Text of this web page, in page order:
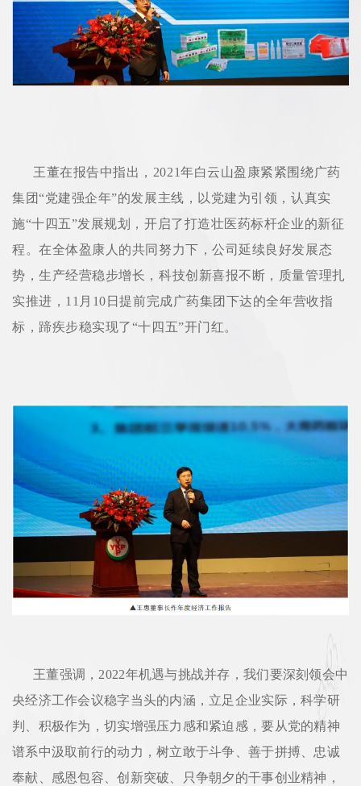
王董在报告中指出，2021年白云山盈康紧紧围绕广药
集团“党建强企年”的发展主线，以党建为引领，认真实
施“十四五”发展规划，开启了打造壮医药标杆企业的新征
程。在全体盈康人的共同努力下，公司延续良好发展态
势，生产经营稳步增长，科技创新喜报不断，质量管理扎
实推进，11月10日提前完成广药集团下达的全年营收指
标，蹄疾步稳实现了“十四五”开门红。
王董强调，2022年机遇与挑战并存，我们要深刻领会中
央经济工作会议稳字当头的内涵，立足企业实际，科学研
判、积极作为，切实增强压力感和紧迫感，要从党的精神
谱系中汲取前行的动力，树立敢于斗争、善于拼搏、忠诚
奉献、感恩包容、创新突破、只争朝夕的干事创业精神，